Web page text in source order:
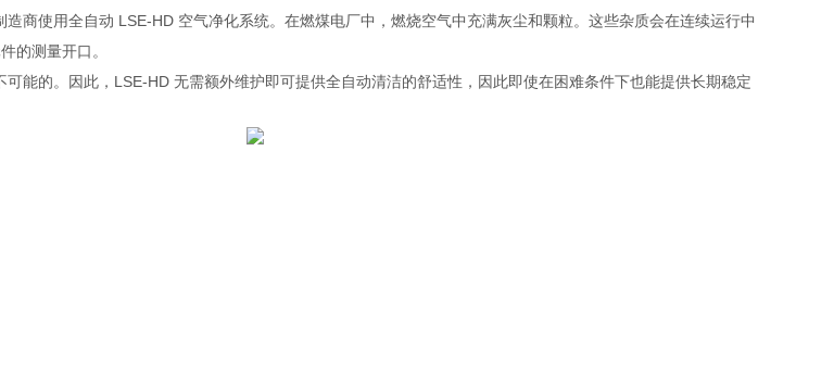
商使用全自动 LSE-HD 空气净化系统。在燃煤电厂中，燃烧空气中充满灰尘和颗粒。这些杂质会在连续运行中
的测量开口。
能的。因此，LSE-HD 无需额外维护即可提供全自动清洁的舒适性，因此即使在困难条件下也能提供长期稳定